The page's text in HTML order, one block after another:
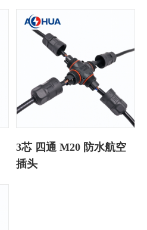
3芯 四通 M20 防水航空
插头